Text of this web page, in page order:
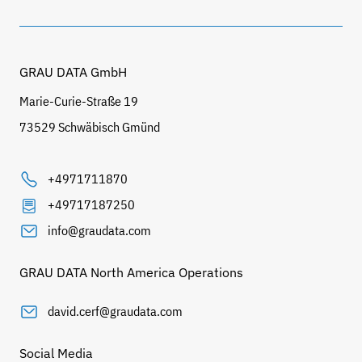
GRAU DATA GmbH
Marie-Curie-Straße 19
73529 Schwäbisch Gmünd
+4971711870
+49717187250
info@graudata.com
GRAU DATA North America Operations
david.cerf@graudata.com
Social Media